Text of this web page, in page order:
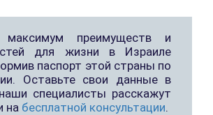
максимум преимуществ и
для жизни в Израиле
паспорт этой страны по
Оставьте свои данные в
специалисты расскажут
на бесплатной консультации.